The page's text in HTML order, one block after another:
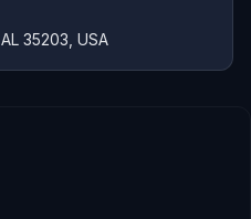
35203, USA